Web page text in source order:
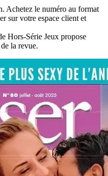
Achetez le numéro au format
sur votre espace client et
Hors-Série Jeux propose
la revue.